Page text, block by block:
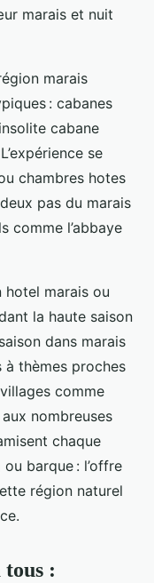
marais et nuit
marais
: cabanes
cabane
se
chambres hotes
pas du marais
comme l’abbaye
hotel marais ou
la haute saison
dans marais
thèmes proches
comme
nombreuses
chaque
barque : l’offre
région naturel
tous :